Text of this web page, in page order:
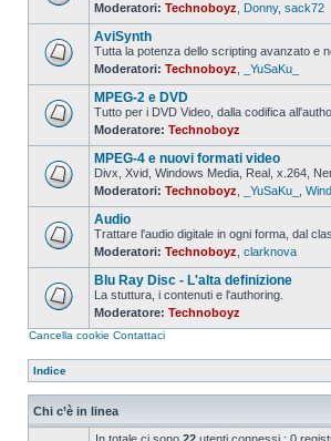
Nessun
messaggio
da
leggere
Moderatori: Technoboyz Donny, sack72
Nessun
messaggio
da
leggere
AviSynth
Tutta la potenza dello scripting avanzato e
Moderatori: Technoboyz _YuSaKu_
Nessun
messaggio
da
leggere
MPEG-2 e DVD
Tutto per i DVD Video, dalla codifica
Moderatore: Technoboyz
Nessun
messaggio
da
leggere
MPEG-4 e nuovi formati video
Divx, Xvid, Windows Media, Real, x.264,
Moderatori: Technoboyz _YuSaKu_
Nessun
messaggio
da
leggere
Audio
Trattare l'audio digitale in ogni forma, dal
Moderatori: Technoboyz clarknova
Nessun
messaggio
da
Blu Ray Disc - L'alta definizione
La stuttura, i contenuti e l'authoring.
Moderatore: Technoboyz
Cancella cookie Contattaci
Indice
Chi c’è in linea